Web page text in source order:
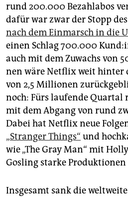
rund 200.000 Bezahlabos
dafür war zwar der Stopp
nach dem Einmarsch in die
einen Schlag 700.000
auch mit dem Zuwachs von
nen wäre Netflix weit hinter
von 2,5 Millionen
noch: Fürs laufende Quartal
mit dem Abgang von rund
Dabei hat Netflix neue
„Stranger Things“ und
wie „The Gray Man“ mit
Gosling starke Produktionen
Insgesamt sank die